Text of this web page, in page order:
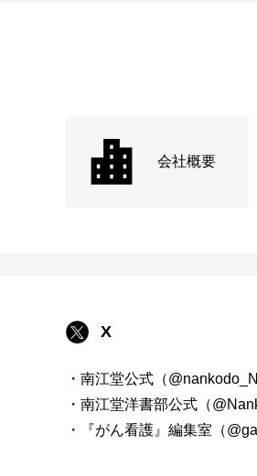
会社概要
X
・南江堂公式（
・南江堂洋書部公式（
・『がん看護』編集室（